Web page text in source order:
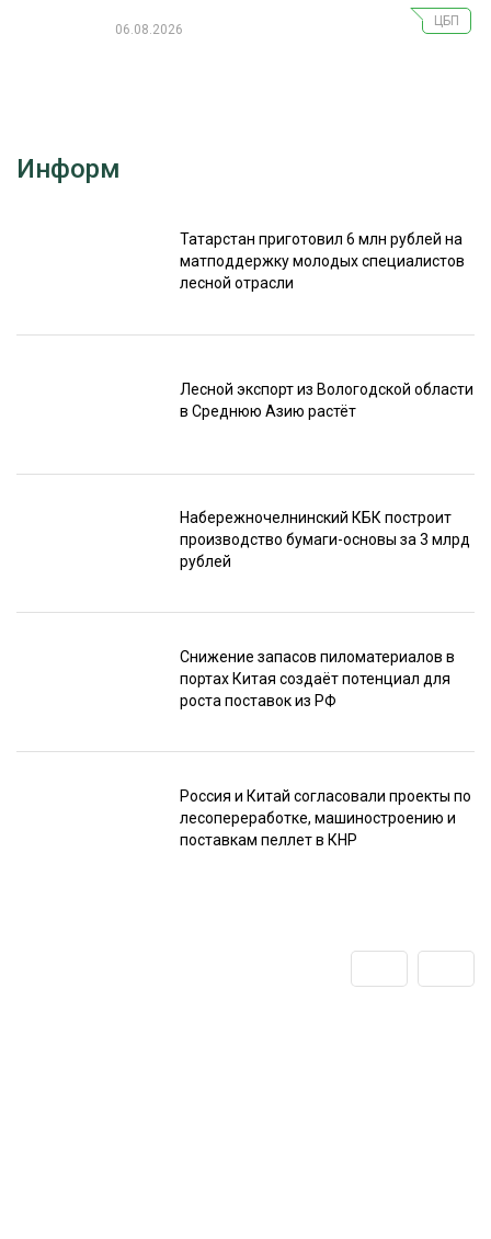
06.08.2026
ЦБП
Информ
Татарстан приготовил 6 млн рублей на
матподдержку молодых специалистов
лесной отрасли
Лесной экспорт из Вологодской области
в Среднюю Азию растёт
Набережночелнинский КБК построит
производство бумаги-основы за 3 млрд
рублей
Снижение запасов пиломатериалов в
портах Китая создаёт потенциал для
роста поставок из РФ
Россия и Китай согласовали проекты по
лесопереработке, машиностроению и
поставкам пеллет в КНР